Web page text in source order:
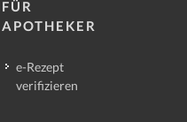
FÜR
APOTHEKER
e-Rezept
verifizieren